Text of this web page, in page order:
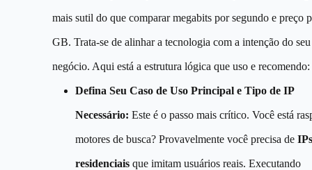
mais sutil do que comparar megabits por segundo e preço
GB. Trata-se de alinhar a tecnologia com a intenção do seu
negócio. Aqui está a estrutura lógica que uso e recomendo:
Defina Seu Caso de Uso Principal e Tipo de IP
Necessário: Este é o passo mais crítico. Você está
motores de busca? Provavelmente você precisa de IPs
residenciais que imitam usuários reais. Executando